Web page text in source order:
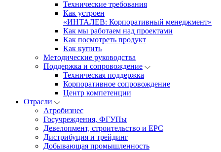
Технические требования
Как устроен
«ИНТАЛЕВ: Корпоративный менеджмент»
Как мы работаем над проектами
Как посмотреть продукт
Как купить
Методические руководства
Поддержка и сопровождение
Техническая поддержка
Корпоративное сопровождение
Центр компетенции
Отрасли
Агробизнес
Госучреждения, ФГУПы
Девелопмент, строительство и EPC
Дистрибуция и трейдинг
Добывающая промышленность